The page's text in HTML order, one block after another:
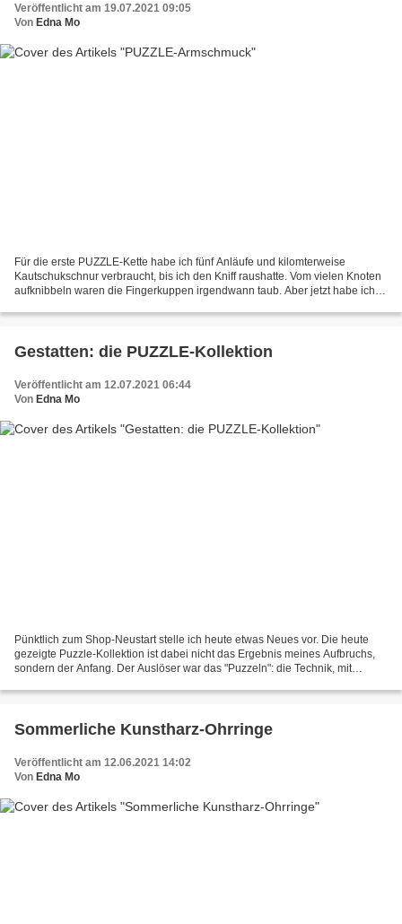
Veröffentlicht am 19.07.2021 09:05
Von Edna Mo
Für die erste PUZZLE-Kette habe ich fünf Anläufe und kilomterweise
Kautschukschnur verbraucht, bis ich den Kniff raushatte. Vom vielen Knoten
aufknibbeln waren die Fingerkuppen irgendwann taub. Aber jetzt habe ich
Gestatten: die PUZZLE-Kollektion
Veröffentlicht am 12.07.2021 06:44
Von Edna Mo
Pünktlich zum Shop-Neustart stelle ich heute etwas Neues vor. Die heute
gezeigte Puzzle-Kollektion ist dabei nicht das Ergebnis meines Aufbruchs,
sondern der Anfang. Der Auslöser war das "Puzzeln": die Technik, mit
Sommerliche Kunstharz-Ohrringe
Veröffentlicht am 12.06.2021 14:02
Von Edna Mo